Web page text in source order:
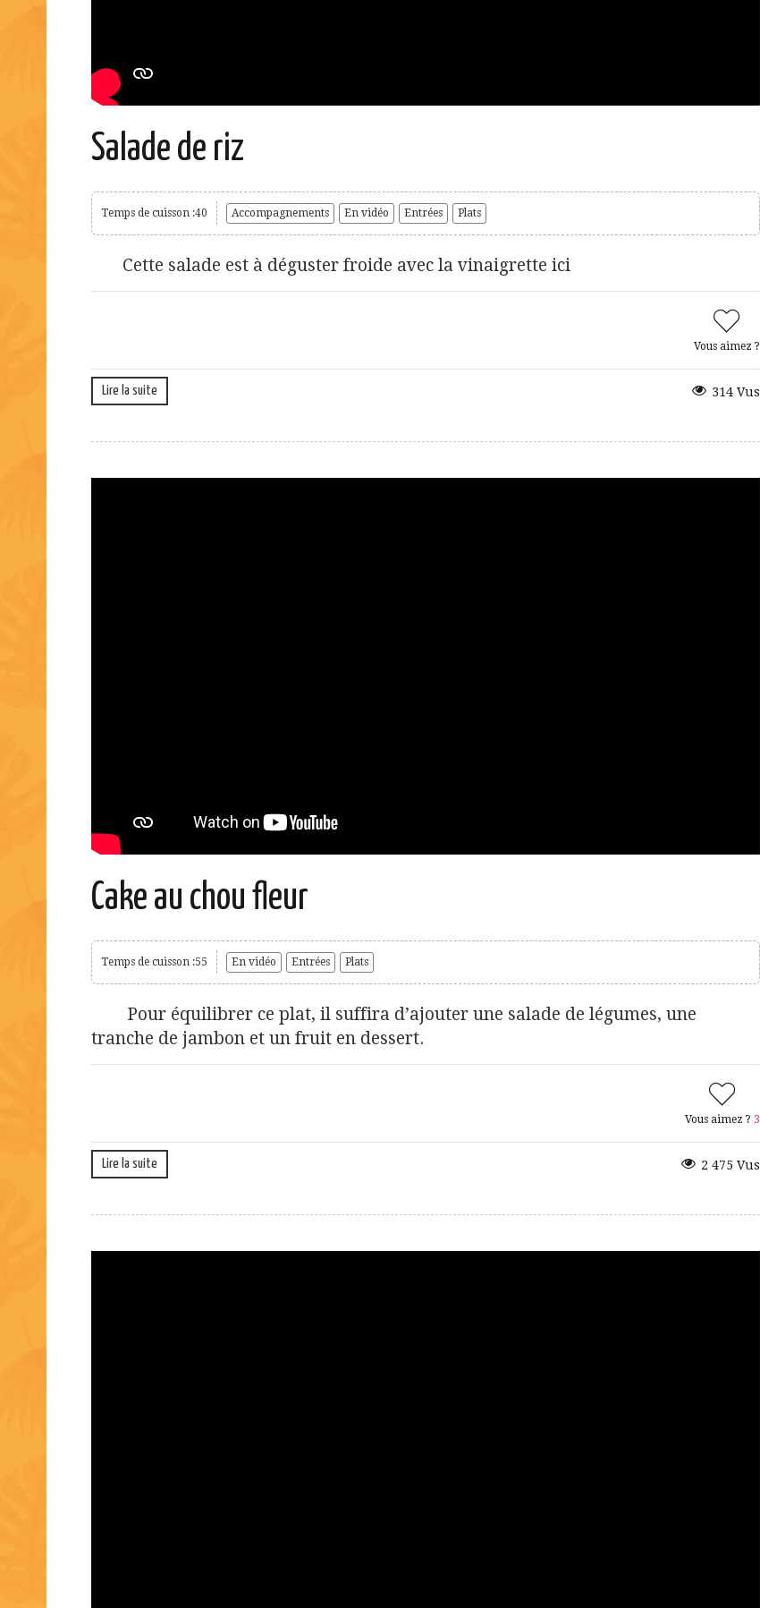
Salade de riz
Temps de cuisson :40 Accompagnements En vidéo Entrées Plats
Cette salade est à déguster froide avec la vinaigrette ici
Vous aimez ?
Lire la suite 314 Vus
Cake au chou fleur
Temps de cuisson :55 En vidéo Entrées Plats
Pour équilibrer ce plat, il suffira d’ajouter une salade de légumes, une
tranche de jambon et un fruit en dessert.
Vous aimez ? 3
Lire la suite 2 475 Vus